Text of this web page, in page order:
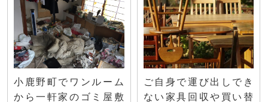
小鹿野町でワンルーム
から一軒家のゴミ屋敷
ご自身で運び出しでき
ない家具回収や買い替